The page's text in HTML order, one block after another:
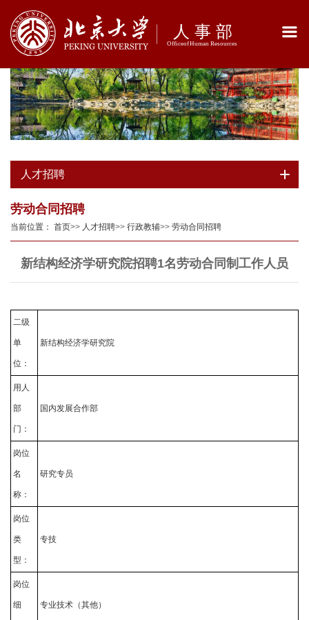
人才招聘
劳动合同招聘
当前位置： 首页>> 人才招聘>> 行政教辅>> 劳动合同招聘
新结构经济学研究院招聘1名劳动合同制工作人员
二级
单
位：
新结构经济学研究院
用人
部
门：
国内发展合作部
岗位
名
称：
研究专员
岗位
类
型：
专技
岗位
细 专业技术（其他）